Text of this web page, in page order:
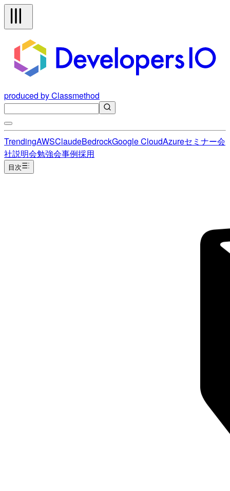
produced by Classmethod
TrendingAWSClaudeBedrockGoogle CloudAzureセミナー会
社説明会勉強会事例採用
目次